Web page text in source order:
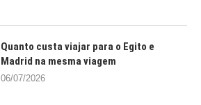
Quanto custa viajar para o Egito e
Madrid na mesma viagem
06/07/2026